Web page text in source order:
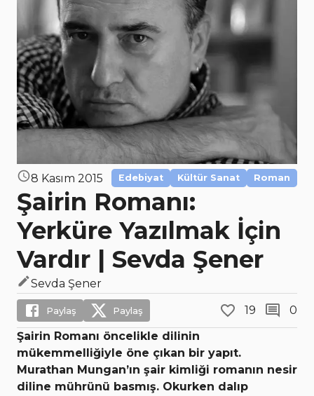
8 Kasım 2015 Edebiyat Kültür Sanat Roman
Şairin Romanı:
Yerküre Yazılmak İçin
Vardır | Sevda Şener
Sevda Şener
Paylaş Paylaş 19
0
Şairin Romanı öncelikle dilinin
mükemmelliğiyle öne çıkan bir yapıt.
Murathan Mungan’ın şair kimliği romanın nesir
diline mührünü basmış. Okurken dalıp